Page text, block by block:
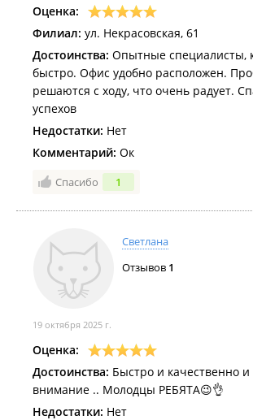
Оценка:
Филиал: ул. Некрасовская, 61
Достоинства: Опытные специалисты,
быстро. Офис удобно расположен.
решаются с ходу, что очень радует.
успехов
Недостатки: Нет
Комментарий: Ок
Спасибо 1
Светлана
Отзывов 1
19 октября 2025 г.
Оценка:
Достоинства: Быстро и
внимание .. Молодцы РЕБЯТА😉👌
Недостатки: Нет